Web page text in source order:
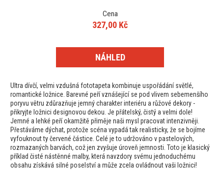
Cena
327,00 Kč
NÁHLED
Ultra dívčí, velmi vzdušná fototapeta kombinuje uspořádání světlé,
romantické ložnice. Barevné peří vznášející se pod vlivem sebemenšího
poryvu větru zdůrazňuje jemný charakter interiéru a růžové dekory -
přikryjte ložnici designovou dekou. Je přátelský, čistý a velmi dole!
Jemné a lehké peří okamžitě přiměje naši mysl pracovat intenzivněji.
Přestáváme dýchat, protože scéna vypadá tak realisticky, že se bojíme
vyfouknout ty červené částice. Celé je to udržováno v pastelových,
rozmazaných barvách, což jen zvyšuje úroveň jemnosti. Toto je klasický
příklad čisté nástěnné malby, která navzdory svému jednoduchému
obsahu získává silné poselství a může zcela ovládnout vaši ložnici!